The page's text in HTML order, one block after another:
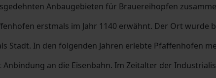
Anbaugebieten für Brauereihopfen
erstmals im Jahr 1140 erwähnt. Der Ort wurde
Stadt. In den folgenden Jahren erlebte Pfaffenhofen
an die Eisenbahn. Im Zeitalter der